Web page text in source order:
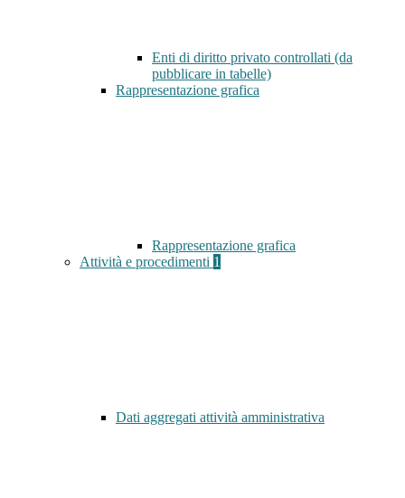
Enti di diritto privato controllati (da
pubblicare in tabelle)
Rappresentazione grafica
Rappresentazione grafica
Attività e procedimenti 1
Dati aggregati attività amministrativa